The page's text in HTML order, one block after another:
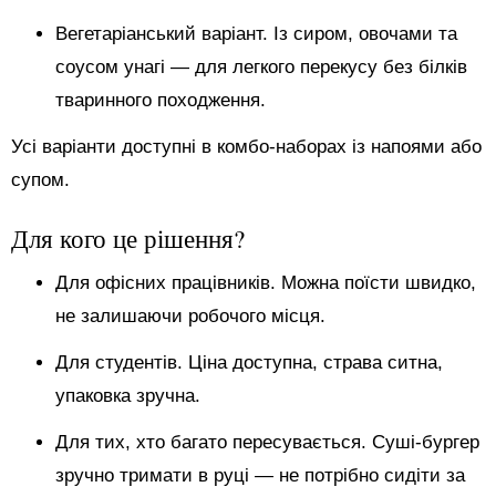
Вегетаріанський варіант. Із сиром, овочами та
соусом унагі — для легкого перекусу без білків
тваринного походження.
Усі варіанти доступні в комбо-наборах із напоями або
супом.
Для кого це рішення?
Для офісних працівників. Можна поїсти швидко,
не залишаючи робочого місця.
Для студентів. Ціна доступна, страва ситна,
упаковка зручна.
Для тих, хто багато пересувається. Суші-бургер
зручно тримати в руці — не потрібно сидіти за